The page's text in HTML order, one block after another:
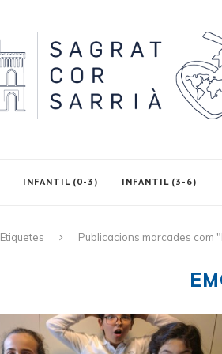
INFANTIL (0-3) INFANTIL (3-6)
Etiquetes Publicacions marcades com